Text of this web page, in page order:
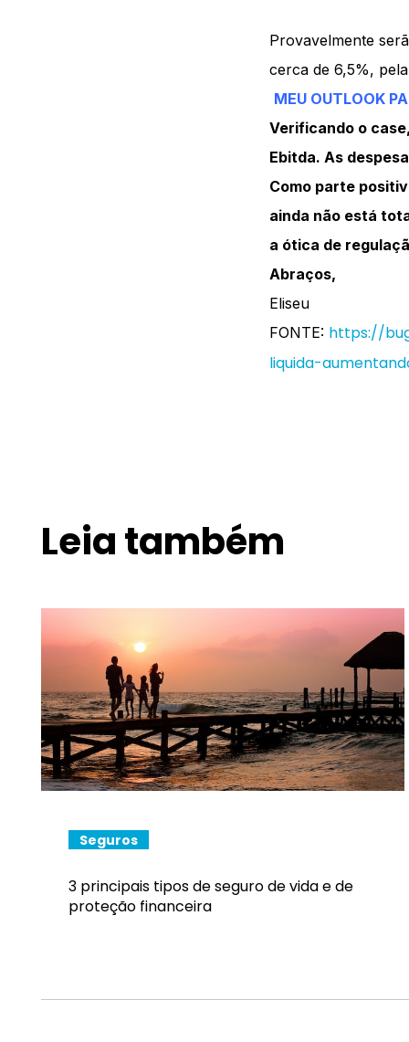
Provavelmente
cerca de 6,5%,
MEU OUTLOOK
Verificando o
Ebitda. As
Como parte
ainda não está
a ótica de
Abraços,
Eliseu
FONTE: https://
liquida-
Leia também
Seguros
3 principais tipos de seguro de vida e de
proteção financeira